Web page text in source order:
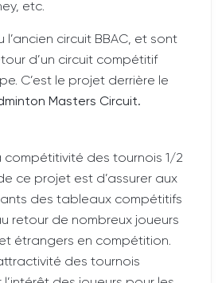
etc.
circuit BBAC, et sont
d’un circuit compétitif
C’est le projet derrière le
Masters Circuit.
compétitivité des tournois 1/2
ce projet est d’assurer aux
des tableaux compétitifs
retour de nombreux joueurs
et étrangers en compétition.
des tournois